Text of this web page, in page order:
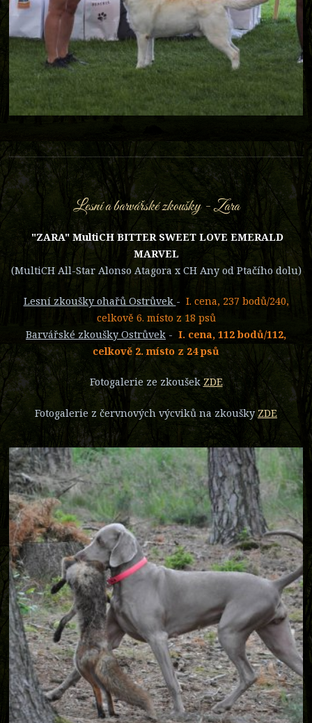
Lesní a barvářské zkoušky - Zara
"ZARA" MultiCH BITTER SWEET LOVE EMERALD
MARVEL
(MultiCH All-Star Alonso Atagora x CH Any od Ptačího dolu)
Lesní zkoušky ohařů Ostrůvek - I. cena, 237 bodů/240,
celkově 6. místo z 18 psů
Barvářské zkoušky Ostrůvek - I. cena, 112 bodů/112,
celkově 2. místo z 24 psů
Fotogalerie ze zkoušek ZDE
Fotogalerie z červnových výcviků na zkoušky ZDE